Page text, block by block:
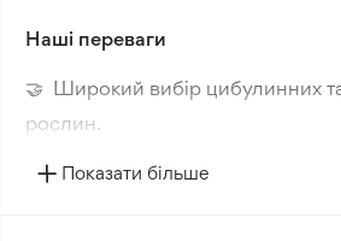
Наші переваги
🤝 Широкий вибір цибулинних
рослин.
🔥 Нові сорти. Цікаві новинки
Показати більше